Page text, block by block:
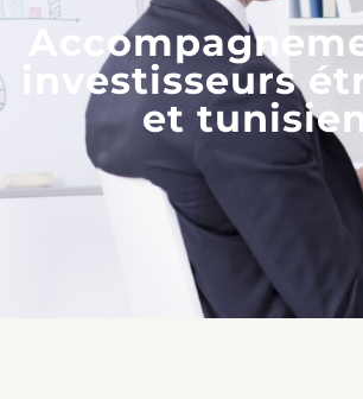
investisseurs
et